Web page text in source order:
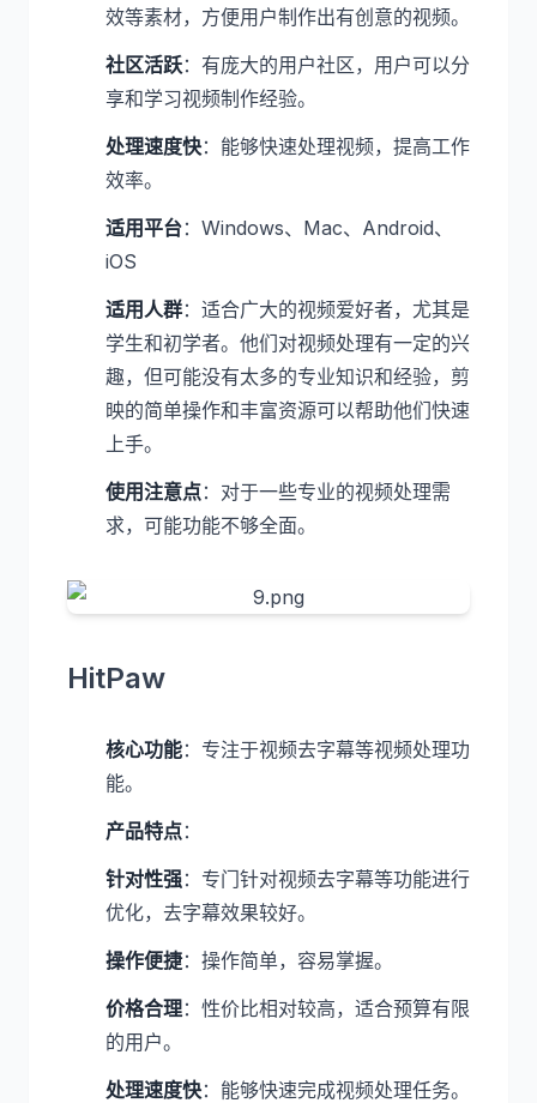
效等素材，方便用户制作出有创意的视频。
社区活跃：有庞大的用户社区，用户可以分
享和学习视频制作经验。
处理速度快：能够快速处理视频，提高工作
效率。
适用平台：Windows、Mac、Android、
iOS
适用人群：适合广大的视频爱好者，尤其是
学生和初学者。他们对视频处理有一定的兴
趣，但可能没有太多的专业知识和经验，剪
映的简单操作和丰富资源可以帮助他们快速
上手。
使用注意点：对于一些专业的视频处理需
求，可能功能不够全面。
HitPaw
核心功能：专注于视频去字幕等视频处理功
能。
产品特点：
针对性强：专门针对视频去字幕等功能进行
优化，去字幕效果较好。
操作便捷：操作简单，容易掌握。
价格合理：性价比相对较高，适合预算有限
的用户。
处理速度快：能够快速完成视频处理任务。